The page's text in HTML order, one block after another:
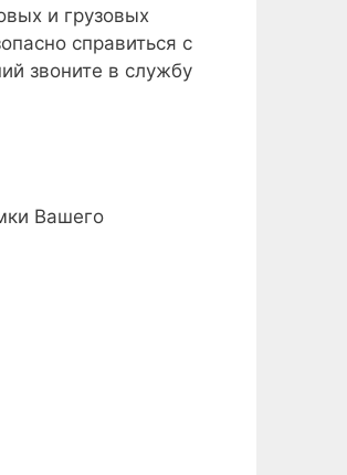
и грузовых
справиться с
звоните в службу
Вашего